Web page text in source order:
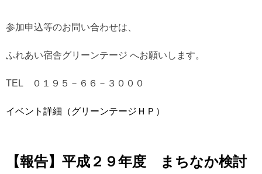
参加申込等のお問い合わせは、
ふれあい宿舎グリーンテージ へお願いします。
TEL ０１９５－６６－３０００
イベント詳細（グリーンテージＨＰ）
【報告】平成２９年度 まちなか検討